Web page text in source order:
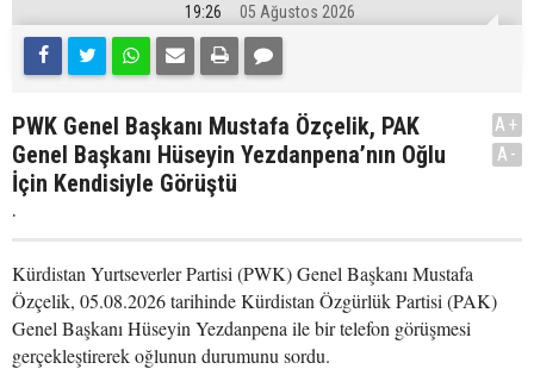
19:26 05 Ağustos 2026
PWK Genel Başkanı Mustafa Özçelik, PAK
Genel Başkanı Hüseyin Yezdanpena’nın Oğlu
İçin Kendisiyle Görüştü
.
A+
A-
Kürdistan Yurtseverler Partisi (PWK) Genel Başkanı Mustafa
Özçelik, 05.08.2026 tarihinde Kürdistan Özgürlük Partisi (PAK)
Genel Başkanı Hüseyin Yezdanpena ile bir telefon görüşmesi
gerçekleştirerek oğlunun durumunu sordu.